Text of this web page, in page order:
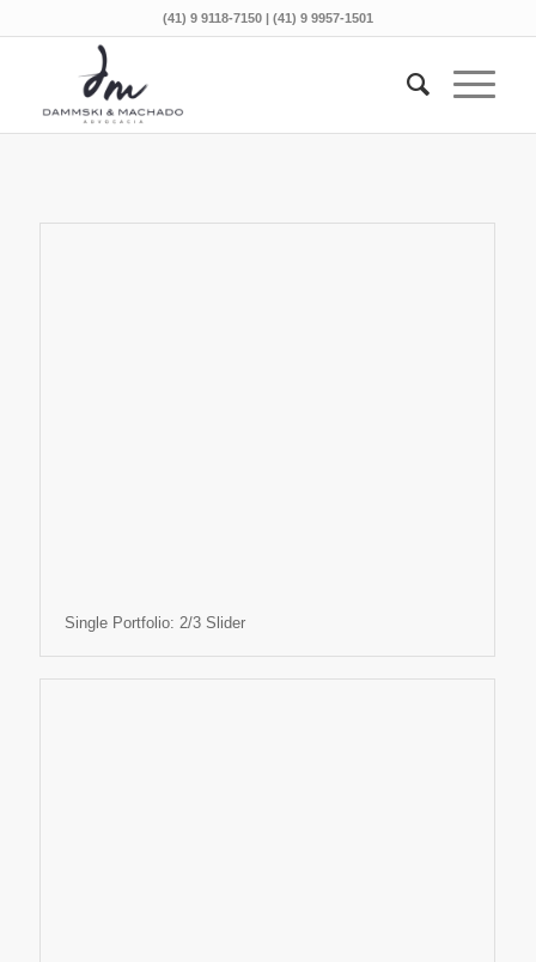
(41) 9 9118-7150 | (41) 9 9957-1501
Single Portfolio: 2/3 Slider